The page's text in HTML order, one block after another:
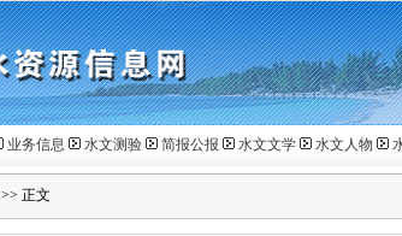
业务信息 水文测验 简报公报 水文文学 水文人物
>> 正文